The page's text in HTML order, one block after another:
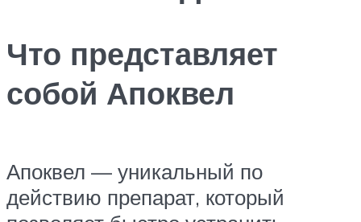
Что представляет
собой Апоквел
Апоквел — уникальный по
действию препарат, который